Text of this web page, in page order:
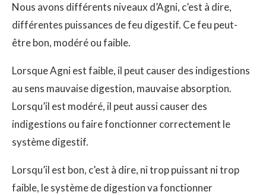
Nous avons différents niveaux d’Agni, c’est à dire,
différentes puissances de feu digestif. Ce feu peut-
être bon, modéré ou faible.
Lorsque Agni est faible, il peut causer des indigestions
au sens mauvaise digestion, mauvaise absorption.
Lorsqu’il est modéré, il peut aussi causer des
indigestions ou faire fonctionner correctement le
système digestif.
Lorsqu’il est bon, c’est à dire, ni trop puissant ni trop
faible, le système de digestion va fonctionner